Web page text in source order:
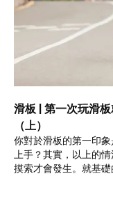
滑板 | 第一次玩滑
（上）
你對於滑板的第一印
上手？其實，以上的
摸索才會發生。就基